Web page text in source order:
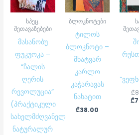
სპეც.
შეთავაზებები
მასანობუ
ფუკუოკა –
“ჩალის
ღერის
რევოლუცია”
(პრაქტიკული
სახელმძღვანელო
ნატურალურ
ბლოკნოტები
ტილოს
ბლოკნოტი –
მხატვარ
კარლო
კაჭარავას
ნახატით
₾38.00
₾
₾